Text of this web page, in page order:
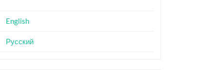
English
Русский